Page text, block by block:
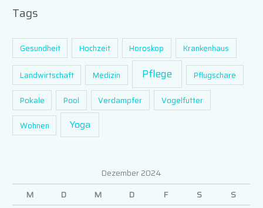
Tags
Gesundheit Hochzeit Horoskop Krankenhaus
Landwirtschaft Medizin Pflege Pflugschare
Pokale Pool Verdampfer Vogelfutter
Wohnen Yoga
Dezember 2024
M
D M D F S
S